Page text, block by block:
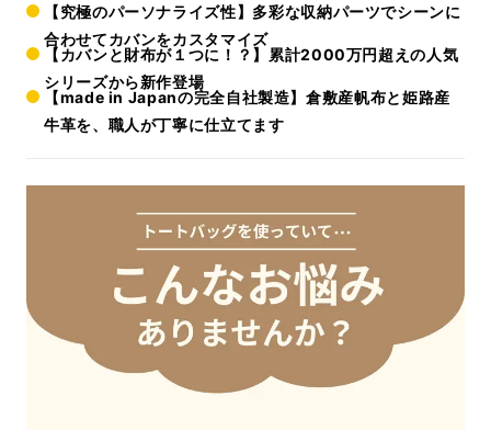
【究極のパーソナライズ性】多彩な収納パーツでシーンに
合わせてカバンをカスタマイズ
【カバンと財布が１つに！？】累計2000万円超えの人気
シリーズから新作登場
【made in Japanの完全自社製造】倉敷産帆布と姫路産
牛革を、職人が丁寧に仕立てます